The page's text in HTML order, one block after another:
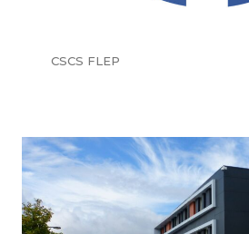
CSCS FLEP